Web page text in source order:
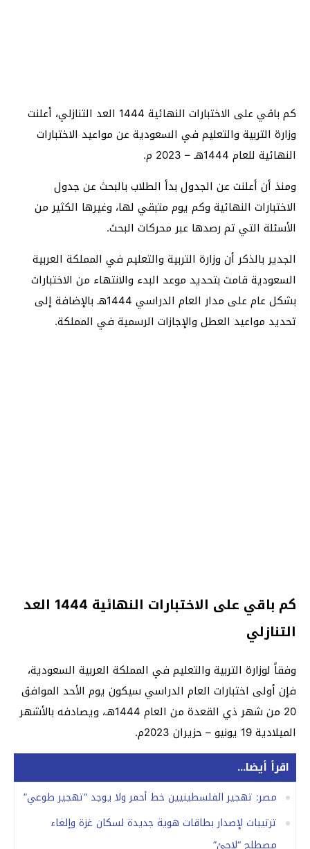
كم باقي على الاختبارات النهائية 1444 العد التنازلي، أعلنت
وزارة التربية والتعليم في السعودية عن مواعيد الاختبارات
النهائية للعام 1444هـ – 2023 م.
ومنذ أن أعلنت عن الجدول بدأ الطلاب بالبحث عن جدول
الاختبارات النهائية وكم يوم متبقي لها، وغيرها الكثير من
الأسئلة التي تم رصدها عبر محركات البحث.
الجدير بالذكر أن وزارة التربية والتعليم في المملكة العربية
السعودية قامت بتحديد موعد البدء والانتهاء من الاختبارات
بشكل عام على مدار العام الدراسي 1444هـ بالإضافة إلى
تحديد مواعيد العطل والإجازات الرسمية في المملكة.
كم باقي على الاختبارات النهائية 1444 العد
التنازلي
وفقاً لوزارة التربية والتعليم في المملكة العربية السعودية،
فإن أولى اختبارات العام الدراسي سيكون يوم الأحد الموافق
20 من شهر ذي القعدة من العام 1444هـ، ويصادفه بالأشهر
الميلادية 19 يونيو – حزيران 2023م.
اقرأ أيضا...
مصر: تهجير الفلسطينيين خط أحمر ولا يوجد “تهجير طوعي”
ترتيبات لإصدار بطاقات هوية جديدة لسكان غزة وإلغاء
مصطلح “لاجئ”